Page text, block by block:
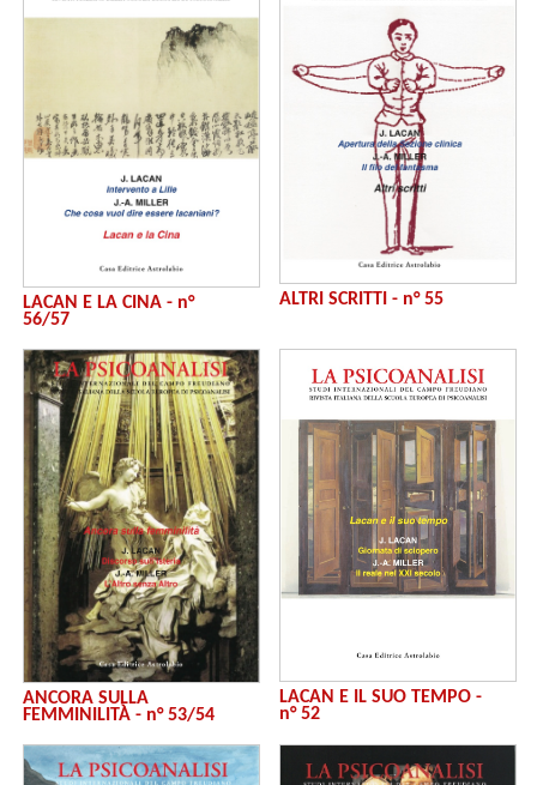
LACAN E LA CINA - n°
56/57
ALTRI SCRITTI - n° 55
ANCORA SULLA
FEMMINILITÀ - n° 53/54
LACAN E IL SUO TEMPO -
n° 52